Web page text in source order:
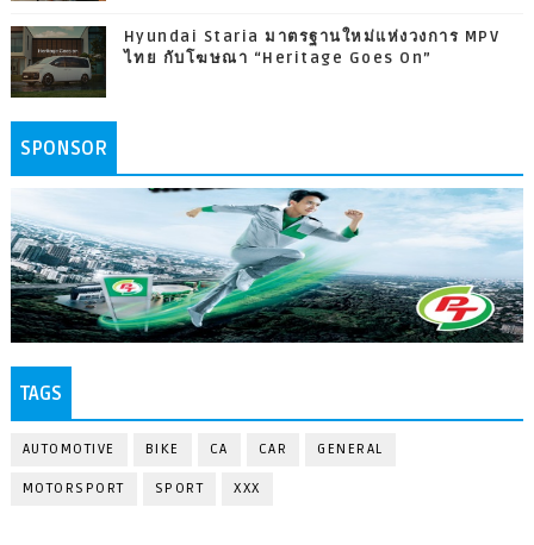
Hyundai Staria มาตรฐานใหม่แห่งวงการ MPV
ไทย กับโฆษณา “Heritage Goes On”
SPONSOR
TAGS
AUTOMOTIVE BIKE CA CAR GENERAL
MOTORSPORT SPORT XXX